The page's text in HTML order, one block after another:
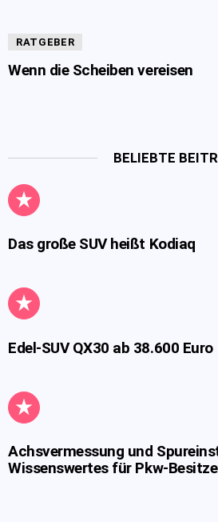
RATGEBER
Wenn die Scheiben vereisen
BELIEBTE
Das große SUV heißt Kodiaq
Edel-SUV QX30 ab 38.600 Euro
Achsvermessung und
Wissenswertes für Pkw-